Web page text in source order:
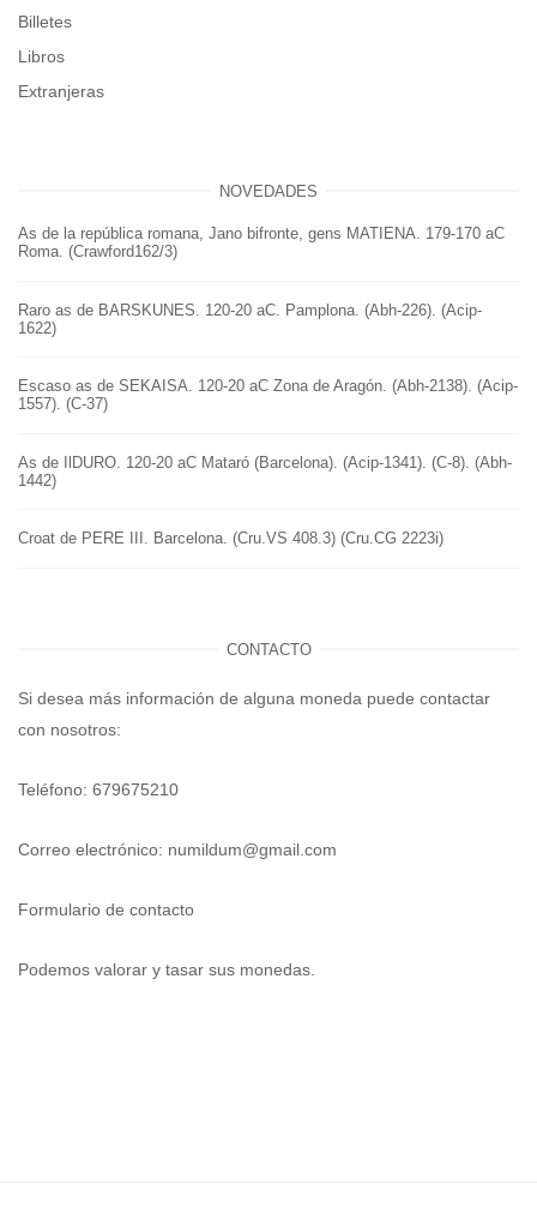
Billetes
Libros
Extranjeras
NOVEDADES
As de la república romana, Jano bifronte, gens MATIENA. 179-170 aC
Roma. (Crawford162/3)
Raro as de BARSKUNES. 120-20 aC. Pamplona. (Abh-226). (Acip-
1622)
Escaso as de SEKAISA. 120-20 aC Zona de Aragón. (Abh-2138). (Acip-
1557). (C-37)
As de IlDURO. 120-20 aC Mataró (Barcelona). (Acip-1341). (C-8). (Abh-
1442)
Croat de PERE III. Barcelona. (Cru.VS 408.3) (Cru.CG 2223i)
CONTACTO
Si desea más información de alguna moneda puede contactar
con nosotros:
Teléfono: 679675210
Correo electrónico: numildum@gmail.com
Formulario de contacto
Podemos valorar y tasar sus monedas.